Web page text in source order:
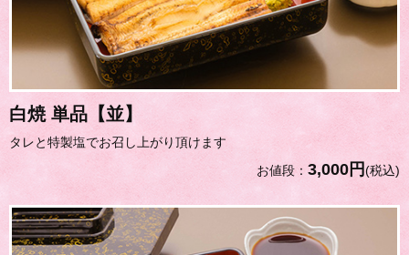
白焼 単品【並】
タレと特製塩でお召し上がり頂けます
お値段： 3,000円(税込)